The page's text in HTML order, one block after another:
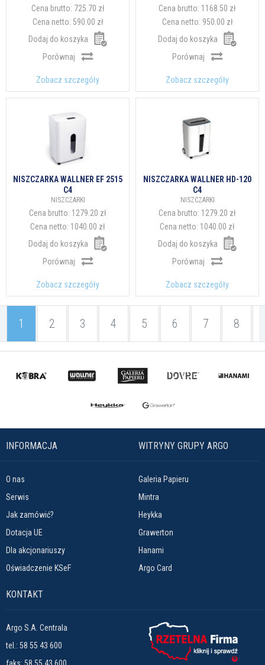
Cena brutto: 725.70 zł
Cena netto: 590.00 zł
Dodaj do koszyka
Porównaj
Zobacz szczegóły
Cena brutto: 1168.50 zł
Cena netto: 950.00 zł
Dodaj do koszyka
Porównaj
Zobacz szczegóły
NISZCZARKA WALLNER EF 2515
C4
NISZCZARKI
Cena brutto: 1279.20 zł
Cena netto: 1040.00 zł
Dodaj do koszyka
Porównaj
Zobacz szczegóły
NISZCZARKA WALLNER HD-120
C4
NISZCZARKI
Cena brutto: 1279.20 zł
Cena netto: 1040.00 zł
Dodaj do koszyka
Porównaj
Zobacz szczegóły
1 2 3 4 5 6 7 8
INFORMACJA
O nas
Serwis
Jak zamówić?
Dotacja UE
Dla akcjonariuszy
Oświadczenie KSeF
WITRYNY GRUPY ARGO
Galeria Papieru
Mintra
Heykka
Grawerton
Hanami
Argo Card
KONTAKT
Argo S.A. Centrala
tel.: 58 55 43 600
faks: 58 55 43 600